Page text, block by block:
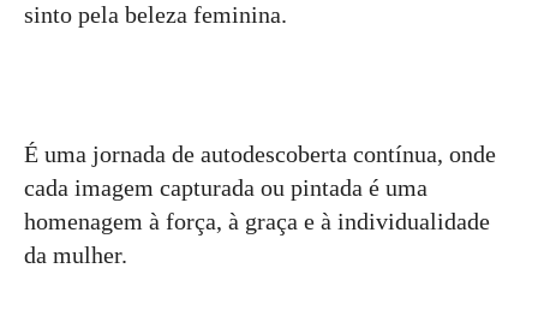
sinto pela beleza feminina.
É uma jornada de autodescoberta contínua, onde
cada imagem capturada ou pintada é uma
homenagem à força, à graça e à individualidade
da mulher.